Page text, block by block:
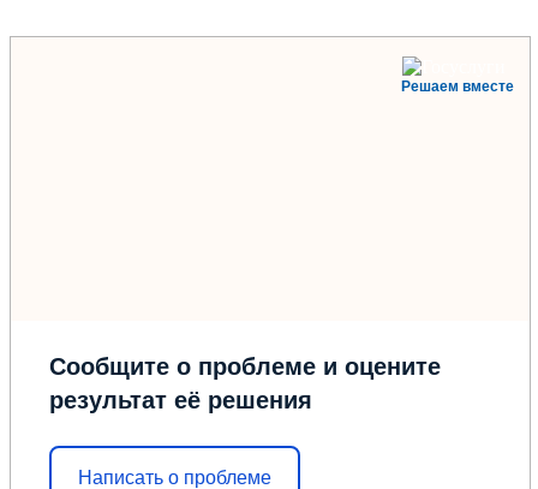
Решаем вместе
Сообщите о проблеме и оцените
результат её решения
Написать о проблеме